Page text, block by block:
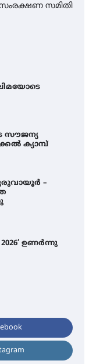
സമിതി
സൗജന്യ
ക്യാമ്പ്
–
ഉണർന്നു
സൗജന്യ
ക്യാമ്പ്